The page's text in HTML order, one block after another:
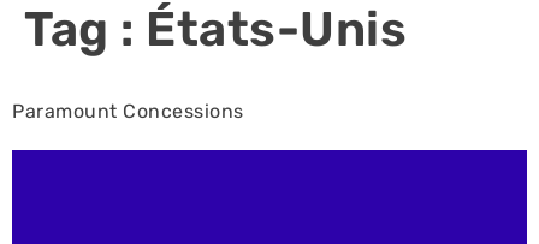
Tag : États-Unis
Paramount Concessions